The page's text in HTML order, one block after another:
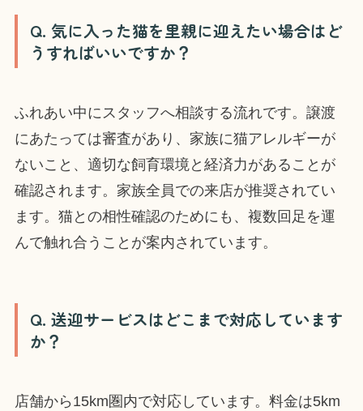
Q. 気に入った猫を里親に迎えたい場合はど
うすればいいですか？
ふれあい中にスタッフへ相談する流れです。譲渡
にあたっては審査があり、家族に猫アレルギーが
ないこと、適切な飼育環境と経済力があることが
確認されます。家族全員での来店が推奨されてい
ます。猫との相性確認のためにも、複数回足を運
んで触れ合うことが案内されています。
Q. 送迎サービスはどこまで対応しています
か？
店舗から15km圏内で対応しています。料金は5km